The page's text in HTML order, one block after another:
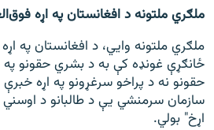
ملګري ملتونه د افغانستان په اړه
ملګري ملتونه وايي، د افغانستان په
ځانګړې غونډه کې به د بشري حقونو
حقونو نه د پراخو سرغړونو په اړه
سازمان سرمنشي یې د طالبانو د
اړخ" بولي.